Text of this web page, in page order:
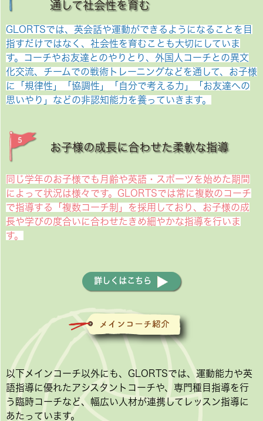
通して社会性を育む
GLORTSでは、英会話や運動ができるようになることを目
指すだけではなく、社会性を育むことも大切にしていま
す。コーチやお友達とのやりとり、外国人コーチとの異文
化交流、チームでの戦術トレーニングなどを通して、お子様
に「規律性」「協調性」「自分で考える力」「お友達への
思いやり」などの非認知能力を養っていきます。
お子様の成長に合わせた柔軟な指導
同じ学年のお子様でも月齢や英語・スポーツを始めた期間
によって状況は様々です。GLORTSでは常に複数のコーチ
で指導する「複数コーチ制」を採用しており、お子様の成
長や学びの度合いに合わせたきめ細やかな指導を行いま
す。
詳しくはこちら
以下メインコーチ以外にも、GLORTSでは、運動能力や英
語指導に優れたアシスタントコーチや、専門種目指導を行
う臨時コーチなど、幅広い人材が連携してレッスン指導に
あたっています。